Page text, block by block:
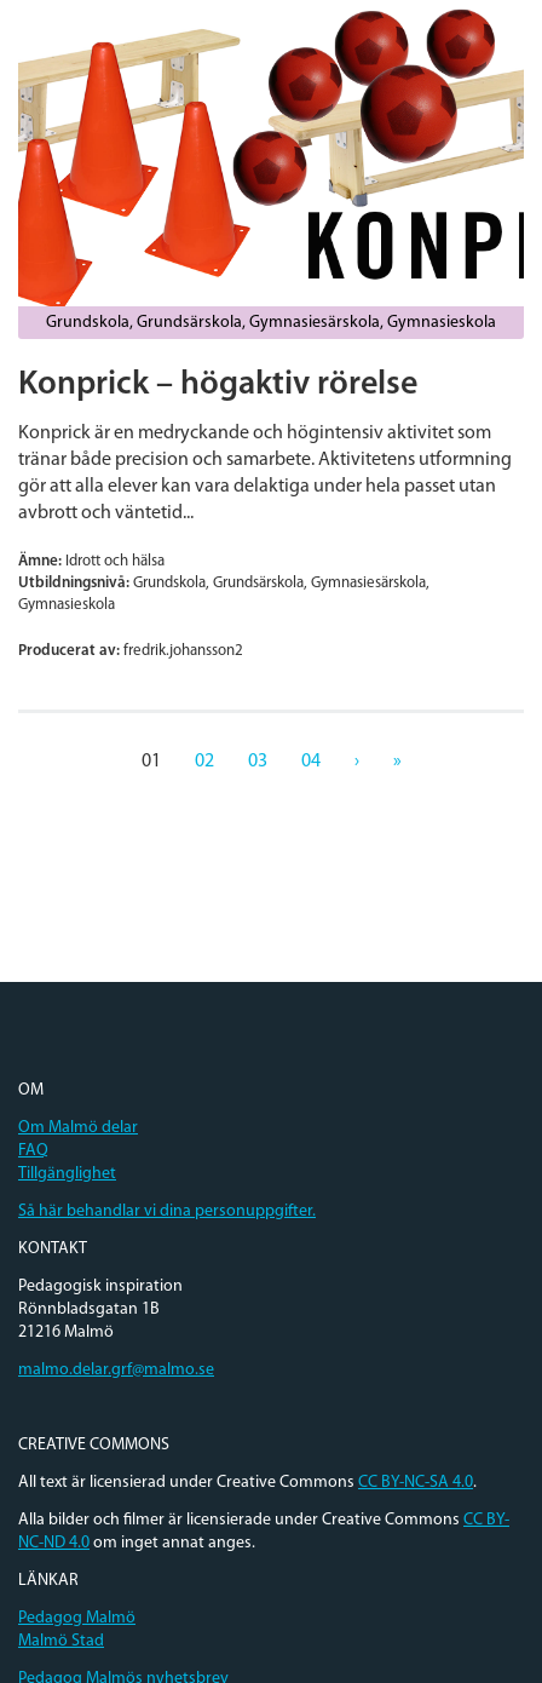
Grundskola Grundsärskola Gymnasiesärskola Gymnasieskola
Konprick – högaktiv rörelse
Konprick är en medryckande och högintensiv aktivitet som
tränar både precision och samarbete. Aktivitetens utformning
gör att alla elever kan vara delaktiga under hela passet utan
avbrott och väntetid...
Ämne: Idrott och hälsa
Utbildningsnivå: Grundskola Grundsärskola Gymnasiesärskola
Gymnasieskola
Producerat av: fredrik.johansson2
01 02 03 04 › »
OM
Om Malmö delar
FAQ
Tillgänglighet
Så här behandlar vi dina personuppgifter.
KONTAKT
Pedagogisk inspiration
Rönnbladsgatan 1B
21216 Malmö
malmo.delar.grf@malmo.se
CREATIVE COMMONS
All text är licensierad under Creative Commons CC BY-NC-SA 4.0.
Alla bilder och filmer är licensierade under Creative Commons CC BY-
NC-ND 4.0 om inget annat anges.
LÄNKAR
Pedagog Malmö
Malmö Stad
Pedagog Malmös nyhetsbrev